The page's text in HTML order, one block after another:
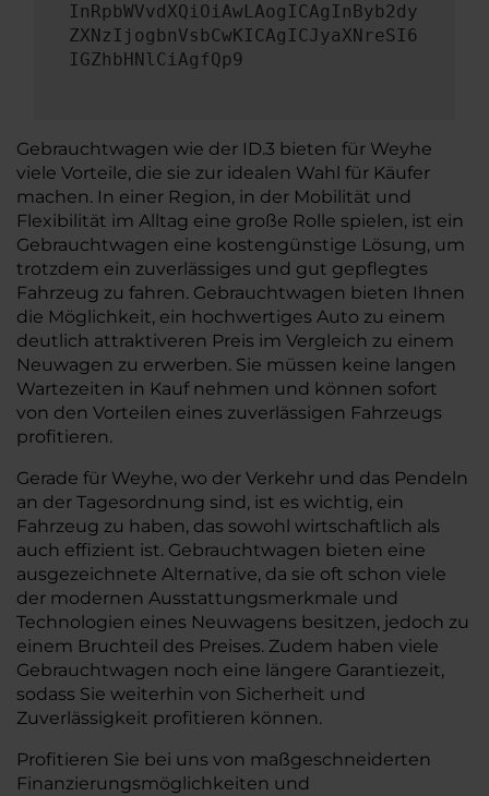
InRpbWVvdXQiOiAwLAogICAgInByb2dy
ZXNzIjogbnVsbCwKICAgICJyaXNreSI6
IGZhbHNlCiAgfQp9
Gebrauchtwagen wie der ID.3 bieten für Weyhe
viele Vorteile, die sie zur idealen Wahl für Käufer
machen. In einer Region, in der Mobilität und
Flexibilität im Alltag eine große Rolle spielen, ist ein
Gebrauchtwagen eine kostengünstige Lösung, um
trotzdem ein zuverlässiges und gut gepflegtes
Fahrzeug zu fahren. Gebrauchtwagen bieten Ihnen
die Möglichkeit, ein hochwertiges Auto zu einem
deutlich attraktiveren Preis im Vergleich zu einem
Neuwagen zu erwerben. Sie müssen keine langen
Wartezeiten in Kauf nehmen und können sofort
von den Vorteilen eines zuverlässigen Fahrzeugs
profitieren.
Gerade für Weyhe, wo der Verkehr und das Pendeln
an der Tagesordnung sind, ist es wichtig, ein
Fahrzeug zu haben, das sowohl wirtschaftlich als
auch effizient ist. Gebrauchtwagen bieten eine
ausgezeichnete Alternative, da sie oft schon viele
der modernen Ausstattungsmerkmale und
Technologien eines Neuwagens besitzen, jedoch zu
einem Bruchteil des Preises. Zudem haben viele
Gebrauchtwagen noch eine längere Garantiezeit,
sodass Sie weiterhin von Sicherheit und
Zuverlässigkeit profitieren können.
Profitieren Sie bei uns von maßgeschneiderten
Finanzierungsmöglichkeiten und